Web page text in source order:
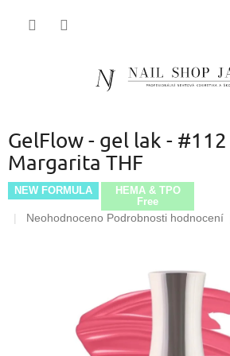
GelFlow - gel lak -
Margarita THF
NEW FORMULA
HEMA & TPO
Free
Průměrné
hvězdiček.
Neohodnoceno Podrobnosti hodnocení